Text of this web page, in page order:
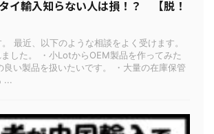
タイ輸入知らない人は損！？ 【脱！
最近、以下のような相談をよく受けます。
ました。 ・小LotからOEM製品を作ってみた
良い製品を扱いたいです。 ・大量の在庫保管
...